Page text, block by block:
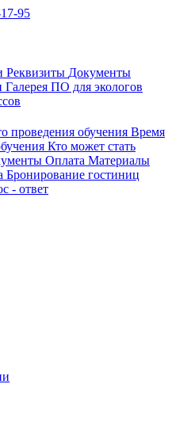
95
Реквизиты Документы
Галерея ПО для экологов
проведения обучения Время
Кто может стать
Оплата Материалы
Бронирование гостиниц
- ответ